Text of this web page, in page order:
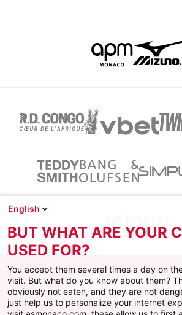
Facebook
X Instagram
English
BUT WHAT ARE YOUR
USED FOR?
You accept them several times a day on
visit. But what do you know about them?
obviously not eaten, and they are not
just help us to personalize your internet